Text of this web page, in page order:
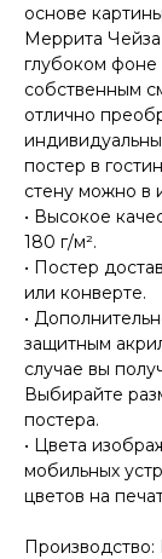
основе
Меррита Чейза
глубоком фоне
собственным
отлично
постер в
стену можно в
• Высокое
180 г/м².
• Постер
или конверте.
•
защитным
случае вы
Выбирайте
постера.
• Цвета
мобильных
цветов на
Производство: